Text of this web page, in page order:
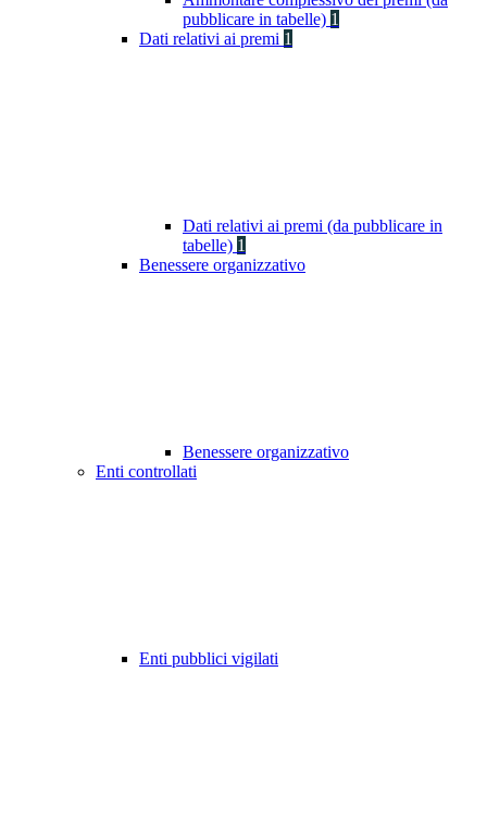
pubblicare in tabelle) 1
Dati relativi ai premi 1
Dati relativi ai premi (da pubblicare in
tabelle) 1
Benessere organizzativo
Benessere organizzativo
Enti controllati
Enti pubblici vigilati